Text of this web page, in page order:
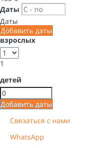
Даты
Даты
Добавить даты
взрослых
1
детей
Добавить даты
Связаться с нами
WhatsApp